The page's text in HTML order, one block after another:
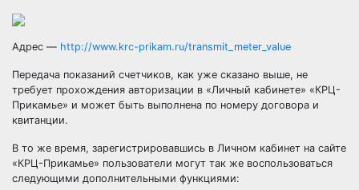
Адрес — http://www.krc-prikam.ru/transmit_meter_value
Передача показаний счетчиков, как уже сказано выше, не
требует прохождения авторизации в «Личный кабинете» «КРЦ-
Прикамье» и может быть выполнена по номеру договора и
квитанции.
В то же время, зарегистрировавшись в Личном кабинет на сайте
«КРЦ-Прикамье» пользователи могут так же воспользоваться
следующими дополнительными функциями: